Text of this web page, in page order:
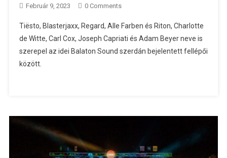
Február 9, 2023 0 Comments
Tiësto, Blasterjaxx, Regard, Alle Farben és Riton, Charlotte
de Witte, Carl Cox, Joseph Capriati és Adam Beyer neve is
szerepel az idei Balaton Sound szerdán bejelentett fellépői
között.